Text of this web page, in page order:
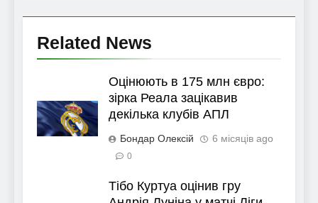
Related News
Оцінюють в 175 млн євро:
зірка Реала зацікавив
декілька клубів АПЛ
Бондар Олексій 6 місяців ago
0
Тібо Куртуа оцінив гру